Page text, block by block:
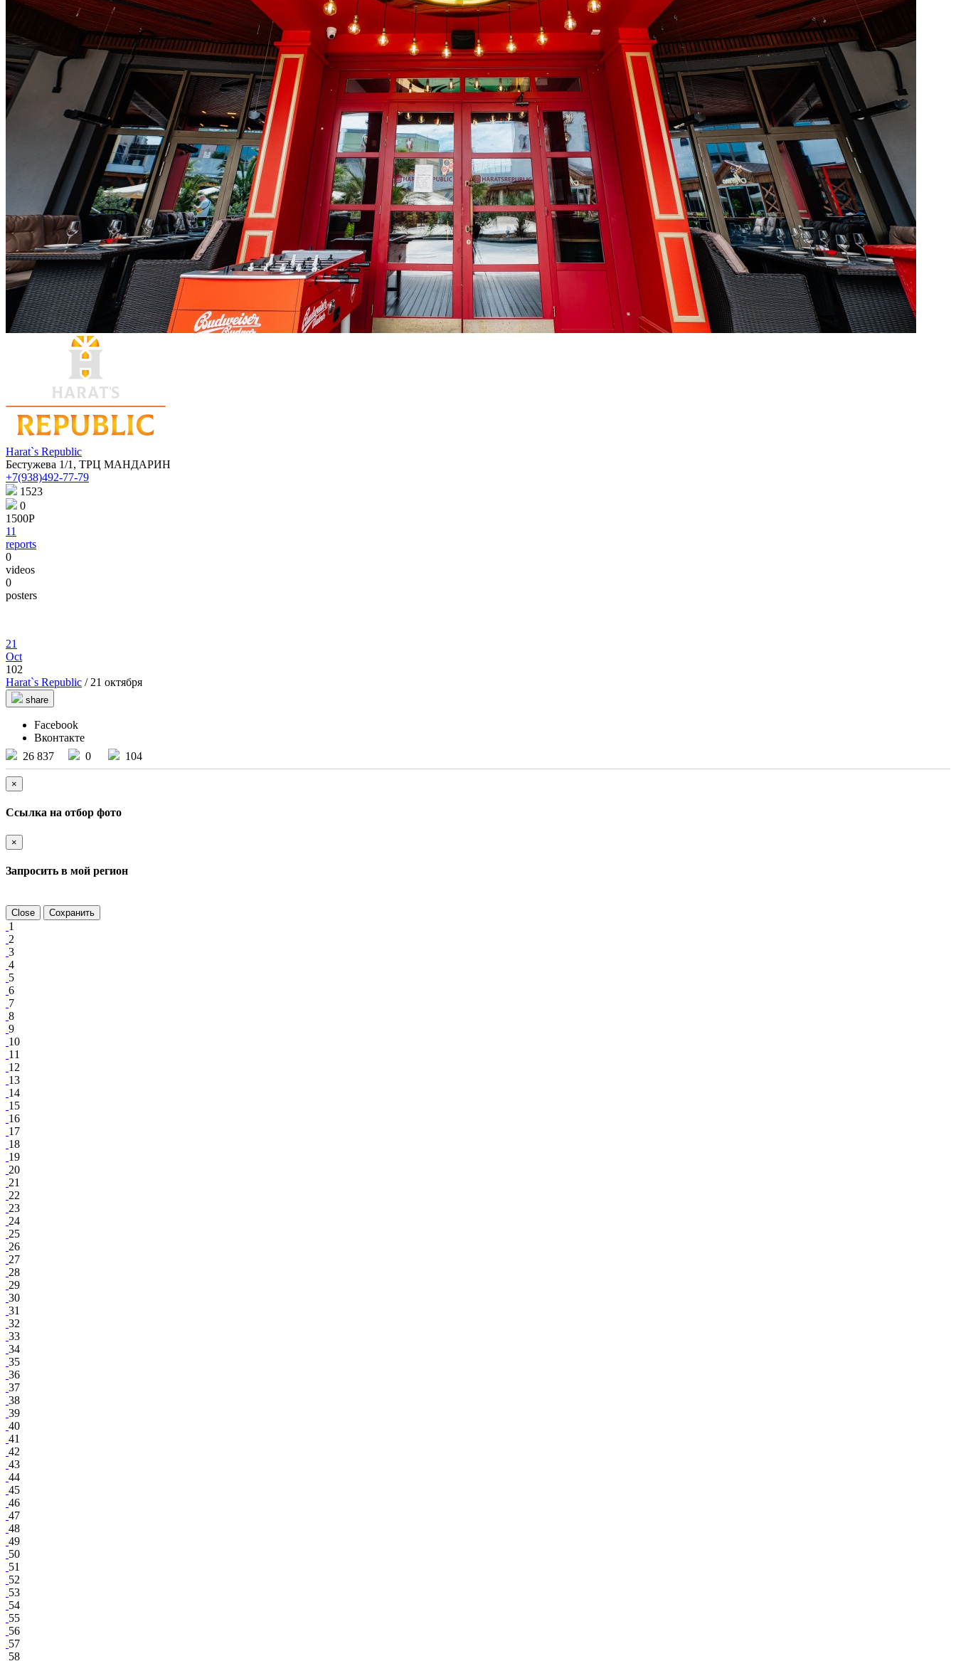
Harat`s Republic
Бестужева 1/1, ТРЦ МАНДАРИН
+7(938)492-77-79
1523
0
1500Р
11
reports
0
videos
0
posters
21
Oct
102
Harat`s Republic / 21 октября
share
Facebook
Вконтакте
26 837
0 104
×
Ссылка на отбор фото
×
Запросить в мой регион
Close Сохранить
1
2
3
4
5
6
7
8
9
10
11
12
13
14
15
16
17
18
19
20
21
22
23
24
25
26
27
28
29
30
31
32
33
34
35
36
37
38
39
40
41
42
43
44
45
46
47
48
49
50
51
52
53
54
55
56
57
58